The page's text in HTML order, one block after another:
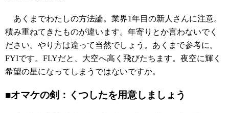
あくまでわたしの方法論。業界1年目の新人さんに注意。
積み重ねてきたものが違います。年寄りとか言わないでく
ださい。やり方は違って当然でしょう。あくまで参考に。
FYIです。FLYだと、大空へ高く飛びたちます。夜空に輝く
希望の星になってしまうではないですか。
■オマケの剣：くつしたを用意しましょう